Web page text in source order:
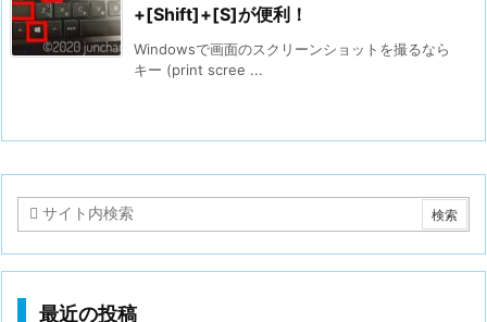
+[Shift]+[S]が便利！
Windowsで画面のスクリーンショットを撮るなら
キー (print scree ...
最近の投稿